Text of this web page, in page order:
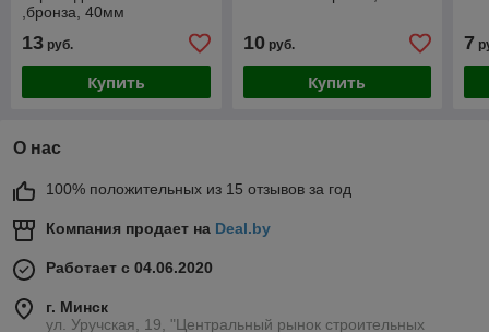
,бронза, 40мм
13 руб.
Купить
10руб.
Купить
7
О нас
100% положительных из 15 отзывов за год
Компания продает на Deal.by
Работает с 04.06.2020
г. Минск
ул. Уручская, 19, "Центральный рынок строительных